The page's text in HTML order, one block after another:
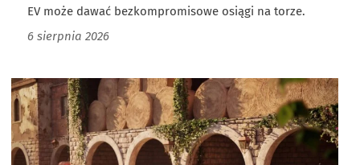
EV może dawać bezkompromisowe osiągi na torze.
6 sierpnia 2026